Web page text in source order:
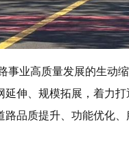
事业高质量发展的生动
伸、规模拓展，着力
品质提升、功能优化